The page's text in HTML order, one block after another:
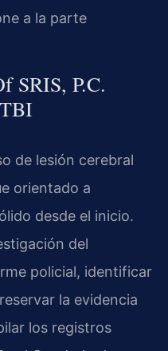
a la parte
SRIS, P.C.
de lesión cerebral
orientado a
desde el inicio.
del
policial, identificar
la evidencia
los registros